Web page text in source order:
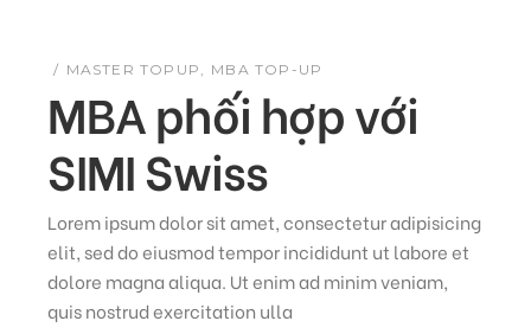
MASTER TOPUP MBA TOP-UP
MBA phối hợp với
SIMI Swiss
Lorem ipsum dolor sit amet, consectetur adipisicing
elit, sed do eiusmod tempor incididunt ut labore et
dolore magna aliqua. Ut enim ad minim veniam,
quis nostrud exercitation ulla